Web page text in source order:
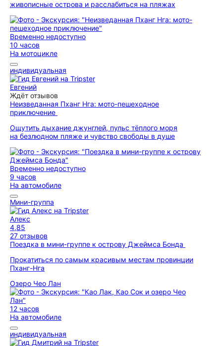
живописные острова и расслабиться на пляжах
Временно недоступно
10 часов
На мотоцикле
индивидуальная
Евгений
Ждёт отзывов
Неизведанная Пханг Нга: мото-пешеходное
приключение
Ощутить дыхание джунглей, пульс тёплого моря
на безлюдном пляже и чувство свободы в душе
Временно недоступно
9 часов
На автомобиле
Мини-группа
Алекс
4,85
27 отзывов
Поездка в мини-группе к острову Джеймса Бонда
Прокатиться по самым красивым местам провинции
Пханг-Нга
Озеро Чео Лан
12 часов
На автомобиле
индивидуальная